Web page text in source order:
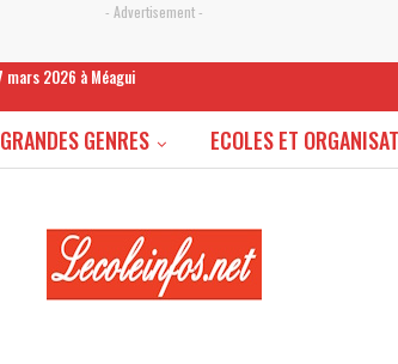
- Advertisement -
mars 2026 à Méagui
GRANDES GENRES ECOLES ET